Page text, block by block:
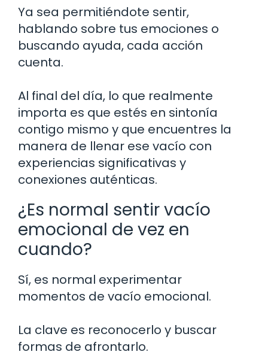
Ya sea permitiéndote sentir,
hablando sobre tus emociones o
buscando ayuda, cada acción
cuenta.
Al final del día, lo que realmente
importa es que estés en sintonía
contigo mismo y que encuentres la
manera de llenar ese vacío con
experiencias significativas y
conexiones auténticas.
¿Es normal sentir vacío
emocional de vez en
cuando?
Sí, es normal experimentar
momentos de vacío emocional.
La clave es reconocerlo y buscar
formas de afrontarlo.